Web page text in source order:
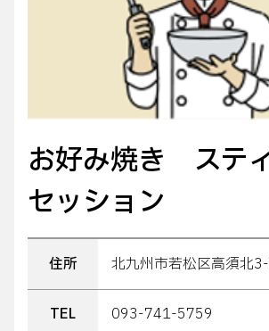
お好み焼き ステ
セッション
住所 北九州市若松区高須
TEL 093-741-5759